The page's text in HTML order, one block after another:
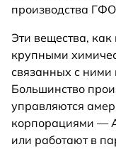
производства
Эти вещества,
крупными
связанных с ними
Большинство
управляются
корпорациями —
или работают в